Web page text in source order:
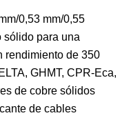
0,53 mm/0,55
sólido para una
rendimiento de 350
GHMT, CPR-Eca,
de cobre sólidos
de cables